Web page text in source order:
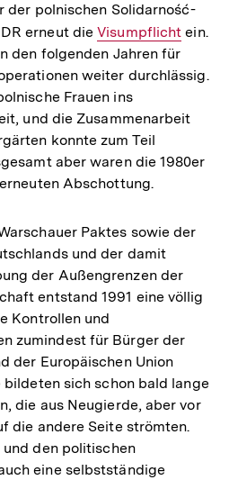
der polnischen Solidarność-
erneut dieInterner
Link:
Visumpflicht ein.
den folgenden Jahren für
weiter durchlässig.
Frauen ins
und die Zusammenarbeit
konnte zum Teil
aber waren die 1980er
Abschottung.
Paktes sowie der
und der damit
der Außengrenzen der
entstand 1991 eine völlig
Kontrollen und
zumindest für Bürger der
der Europäischen Union
bildeten sich schon bald lange
die aus Neugierde, aber vor
die andere Seite strömten.
den politischen
eine selbstständige